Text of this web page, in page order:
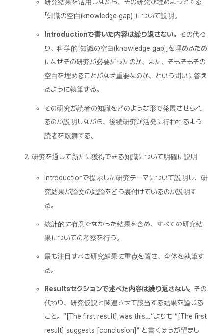
研究結果を活用しながら、その研究が埋めようとする
「知識の空白(knowledge gap)」について説明。
Introductionで書いた内容は繰り返さない。 その代わ
り、科学的「知識の空白(knowledge gap)」を埋めるため
になぜその研究が必要だったのか、また、そもそもその
空白を埋めることがなぜ重要なのか、という問いに答え
るように執筆する。
その研究が読者の知識をどのような形で発展させられ
るのか説明しながら、後続研究が活発に行われるよう
読者を鼓舞する。
研究を通して新たに獲得できる知識について明確に説明
Introductionで提示した研究テーマについて説明し、研
究結果が論文の結論をどう裏付けているのか説明す
る。
統計的に有意でなかった結果を含め、すべての研究結
果についての考察を行う。
最も注目すべき研究結果に重点を置き、全体を執筆す
る。
Resultsセクションで述べた内容は繰り返さない。 その
代わり、研究仮説と関連させて該当する結果を論じる
こと。“[The first result] was this…”よりも “[The first
result] suggests [conclusion]” と書くほうが望まし